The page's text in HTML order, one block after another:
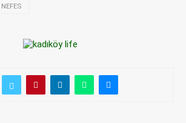
NEFES